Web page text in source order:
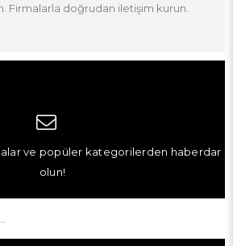
Firmalarla doğrudan iletişim kurun.
ve popüler kategorilerden haberdar
olun!